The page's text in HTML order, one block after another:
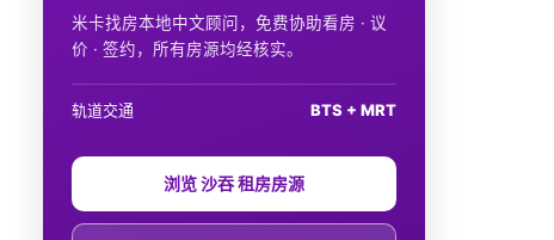
米卡找房本地中文顾问，免费协助看房 · 议
价 · 签约，所有房源均经核实。
轨道交通 BTS + MRT
浏览 沙吞 租房房源